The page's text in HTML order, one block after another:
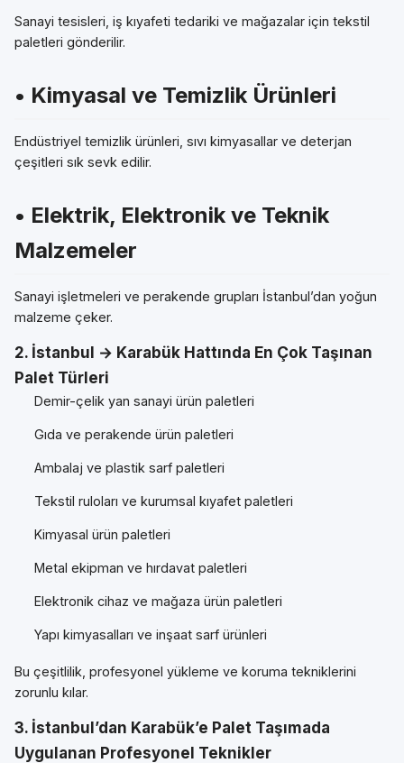
Sanayi tesisleri, iş kıyafeti tedariki ve mağazalar için tekstil
paletleri gönderilir.
• Kimyasal ve Temizlik Ürünleri
Endüstriyel temizlik ürünleri, sıvı kimyasallar ve deterjan
çeşitleri sık sevk edilir.
• Elektrik, Elektronik ve Teknik
Malzemeler
Sanayi işletmeleri ve perakende grupları İstanbul’dan yoğun
malzeme çeker.
2. İstanbul → Karabük Hattında En Çok Taşınan
Palet Türleri
Demir-çelik yan sanayi ürün paletleri
Gıda ve perakende ürün paletleri
Ambalaj ve plastik sarf paletleri
Tekstil ruloları ve kurumsal kıyafet paletleri
Kimyasal ürün paletleri
Metal ekipman ve hırdavat paletleri
Elektronik cihaz ve mağaza ürün paletleri
Yapı kimyasalları ve inşaat sarf ürünleri
Bu çeşitlilik, profesyonel yükleme ve koruma tekniklerini
zorunlu kılar.
3. İstanbul’dan Karabük’e Palet Taşımada
Uygulanan Profesyonel Teknikler